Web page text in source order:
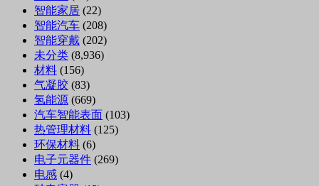
智能家居 (22)
智能汽车 (208)
智能穿戴 (202)
未分类 (8,936)
材料 (156)
气凝胶 (83)
氢能源 (669)
汽车智能表面 (103)
热管理材料 (125)
环保材料 (6)
电子元器件 (269)
电感 (4)